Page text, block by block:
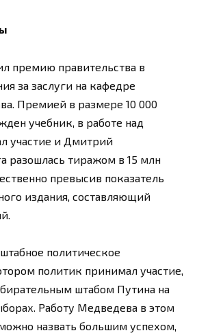
премию правительства в
за заслуги на кафедре
Премией в размере 10 000
учебник, в работе над
участие и Дмитрий
разошлась тиражом в 15 млн
превысив показатель
издания, составляющий
политическое
политик принимал участие,
штабом Путина на
Работу Медведева в этом
назвать большим успехом,